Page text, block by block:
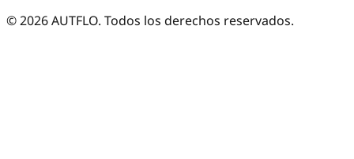
©2026AUTFLO. Todos los derechos reservados.